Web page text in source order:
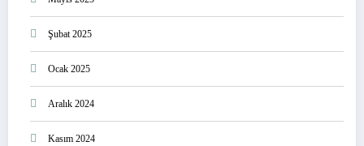
Şubat 2025
Ocak 2025
Aralık 2024
Kasım 2024